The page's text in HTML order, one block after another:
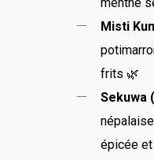
Misti
frits 🌿
Sekuwa
épicée